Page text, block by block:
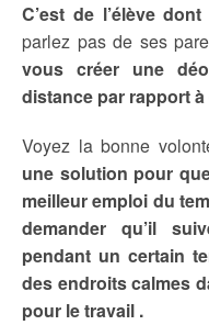
C’est de l’élève
parlez pas de ses
vous créer une
distance par rapport à
Voyez la bonne
une solution pour
meilleur emploi du
demander qu’il
pendant un certain
des endroits calmes
pour le travail .